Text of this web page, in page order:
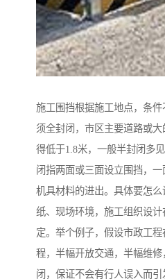
施工围挡根据施工地点，条
须全封闭，市区主要道路或
得低于1.8米，一般半封闭多
闭指两面或三面设立围挡，
机具材料的进出。具体要怎
纸、现场环境，施工组织设
定。举个例子，假设市政工
程，半幅开放交通，半幅维
闭，保证不会有行人误入而